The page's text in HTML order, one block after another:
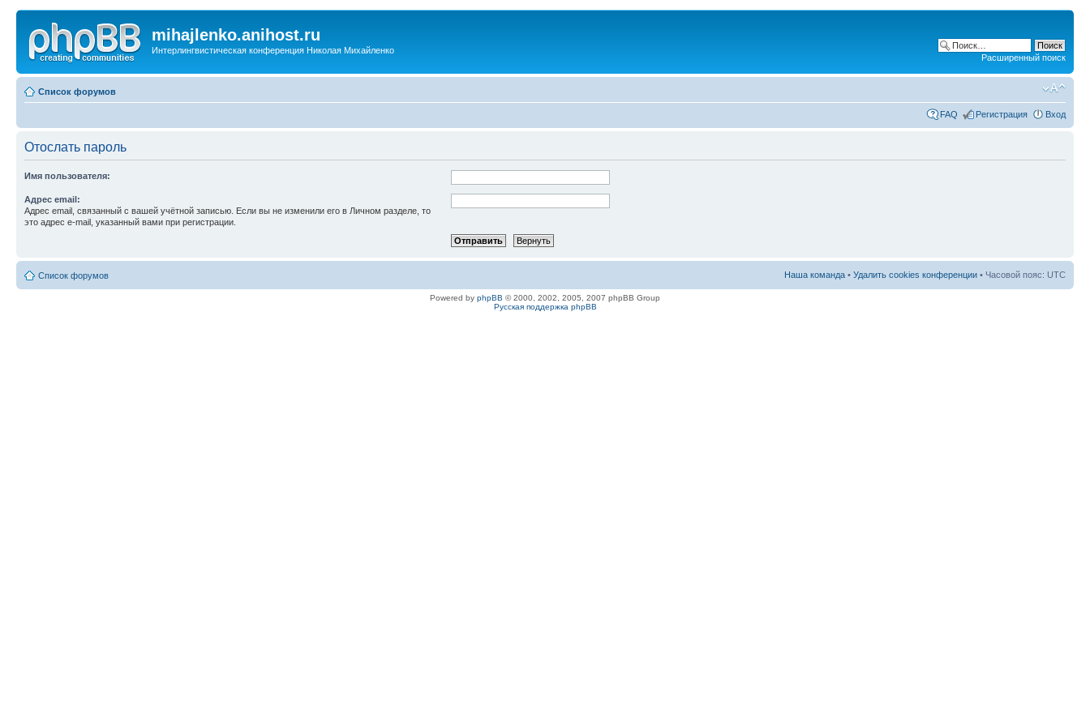
mihajlenko.anihost.ru
Интерлингвистическая конференция Николая Михайленко
Расширенный поиск
Список форумов
FAQ Регистрация Вход
Отослать пароль
Имя пользователя:
Адрес email:
Адрес email, связанный с вашей учётной записью. Если вы не изменили его в Личном разделе, то
это адрес e-mail, указанный вами при регистрации.
Список форумов Наша команда • Удалить cookies конференции • Часовой пояс: UTC
Powered by phpBB © 2000, 2002, 2005, 2007 phpBB Group
Русская поддержка phpBB